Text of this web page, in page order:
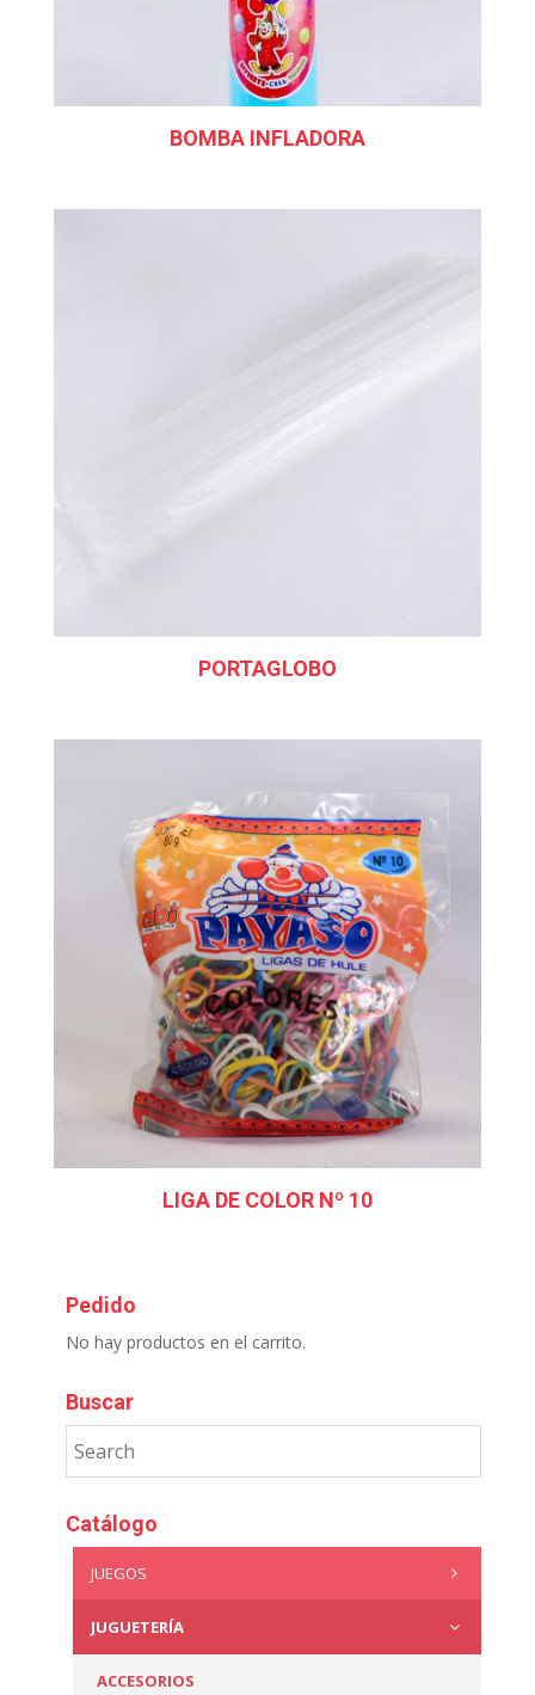
BOMBA INFLADORA
PORTAGLOBO
LIGA DE COLOR Nº 10
Pedido
No hay productos en el carrito.
Buscar
Catálogo
JUEGOS
JUGUETERÍA
ACCESORIOS